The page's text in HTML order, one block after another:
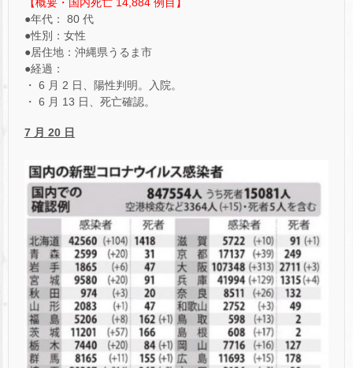
【概要・国内死亡 14,884 例目】
●年代： 80 代
●性別：女性
●居住地：沖縄県うるま市
●経過：
・ 6 月 2 日、陽性判明。入院。
・ 6 月 13 日、死亡確認。
7 月 20 日